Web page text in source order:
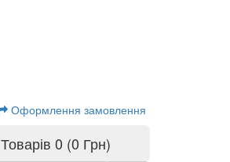
Оформлення замовлення
Товарів 0 (0 Грн)